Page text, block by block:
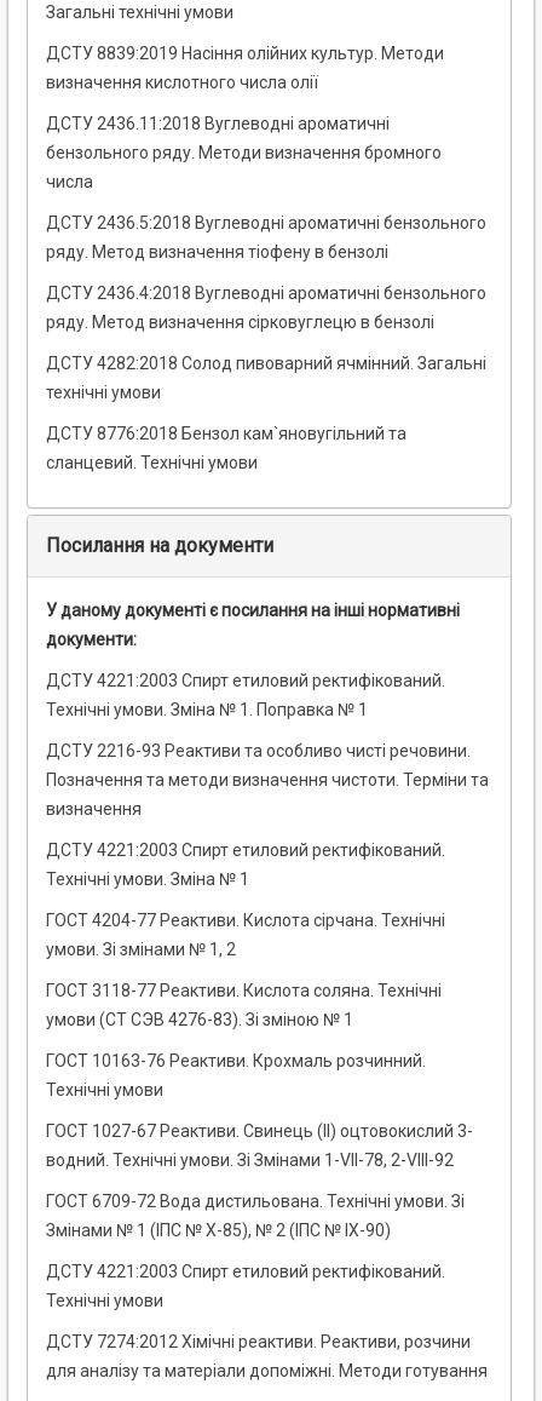
Загальні технічні умови
ДСТУ 8839:2019 Насіння олійних культур. Методи
визначення кислотного числа олії
ДСТУ 2436.11:2018 Вуглеводні ароматичні
бензольного ряду. Методи визначення бромного
числа
ДСТУ 2436.5:2018 Вуглеводні ароматичні бензольного
ряду. Метод визначення тіофену в бензолі
ДСТУ 2436.4:2018 Вуглеводні ароматичні бензольного
ряду. Метод визначення сірковуглецю в бензолі
ДСТУ 4282:2018 Солод пивоварний ячмінний. Загальні
технічні умови
ДСТУ 8776:2018 Бензол кам`яновугільний та
сланцевий. Технічні умови
Посилання на документи
У даному документі є посилання на інші нормативні
документи:
ДСТУ 4221:2003 Спирт етиловий ректифікований.
Технічні умови. Зміна № 1. Поправка № 1
ДСТУ 2216-93 Реактиви та особливо чисті речовини.
Позначення та методи визначення чистоти. Терміни та
визначення
ДСТУ 4221:2003 Спирт етиловий ректифікований.
Технічні умови. Зміна № 1
ГОСТ 4204-77 Реактиви. Кислота сірчана. Технічні
умови. Зі змінами № 1, 2
ГОСТ 3118-77 Реактиви. Кислота соляна. Технічні
умови (СТ СЭВ 4276-83). Зі зміною № 1
ГОСТ 10163-76 Реактиви. Крохмаль розчинний.
Технічні умови
ГОСТ 1027-67 Реактиви. Свинець (II) оцтовокислий 3-
водний. Технічні умови. Зі Змінами 1-VII-78, 2-VIII-92
ГОСТ 6709-72 Вода дистильована. Технічні умови. Зі
Змінами № 1 (ІПС № Х-85), № 2 (ІПС № IХ-90)
ДСТУ 4221:2003 Спирт етиловий ректифікований.
Технічні умови
ДСТУ 7274:2012 Хімічні реактиви. Реактиви, розчини
для аналізу та матеріали допоміжні. Методи готування